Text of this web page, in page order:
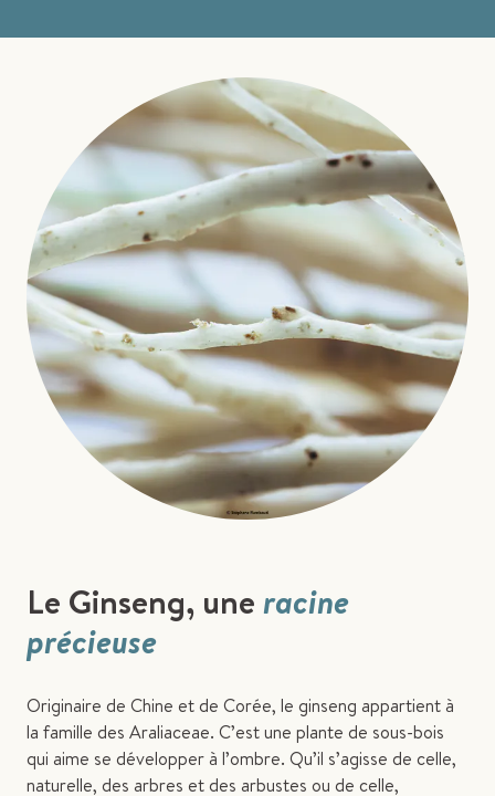
Le Ginseng, uneracine
précieuse
Originaire de Chine et de Corée, le ginseng appartient à
la famille des Araliaceae. C’est une plante de sous-bois
qui aime se développer à l’ombre. Qu’il s’agisse de celle,
naturelle, des arbres et des arbustes ou de celle,